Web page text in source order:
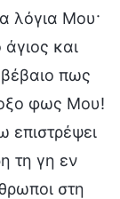
λόγια Μου·
και
πως
φως Μου!
επιστρέψει
τη γη εν
στη